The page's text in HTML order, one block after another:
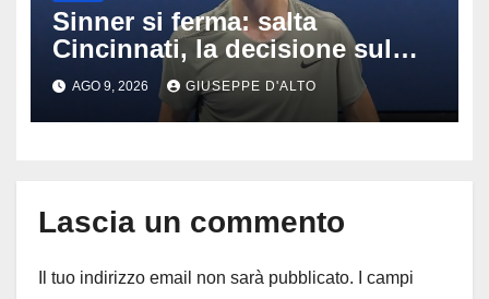
Sinner si ferma: salta
Cincinnati, la decisione sul
ginocchio cambia il percorso
verso gli US Open
AGO 9, 2026 GIUSEPPE D'ALTO
Lascia un commento
Il tuo indirizzo email non sarà pubblicato.
I campi